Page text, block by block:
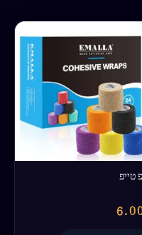
טייפ
סוגים.
ניתן
לבחור
את